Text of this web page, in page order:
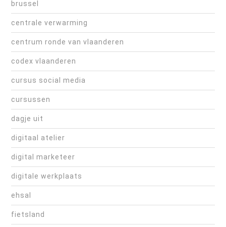
brussel
centrale verwarming
centrum ronde van vlaanderen
codex vlaanderen
cursus social media
cursussen
dagje uit
digitaal atelier
digital marketeer
digitale werkplaats
ehsal
fietsland